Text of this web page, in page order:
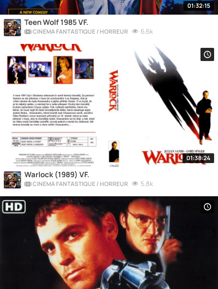
01:32:15
Teen Wolf 1985 VF.
CINÉMA FANTASTIQUE / HORREUR 6,6k
01:38:24
Warlock (1989) VF.
CINÉMA FANTASTIQUE / HORREUR 5,8k